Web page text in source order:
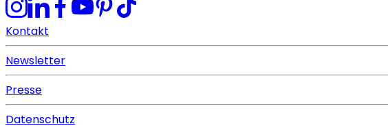
Kontakt
Newsletter
Presse
Datenschutz